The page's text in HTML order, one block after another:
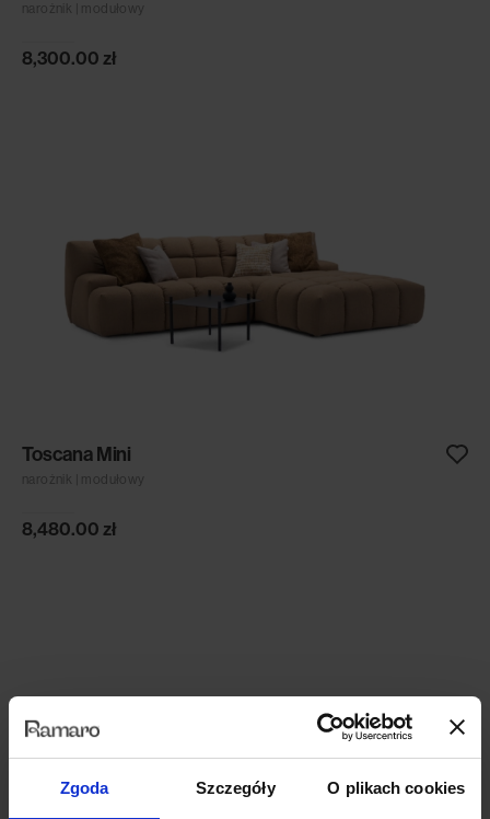
Zgoda Szczegóły O plikach cookies
narożnik | modułowy
8,300.00 zł
Toscana Mini
narożnik | modułowy
8,480.00 zł